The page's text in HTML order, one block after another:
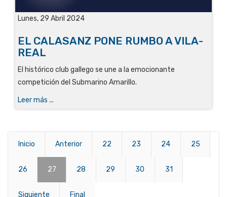
Lunes, 29 Abril 2024
EL CALASANZ PONE RUMBO A VILA-
REAL
El histórico club gallego se une a la emocionante
competición del Submarino Amarillo.
Leer más ...
Inicio Anterior 22 23 24 25
26 27 28 29 30 31
Siguiente Final